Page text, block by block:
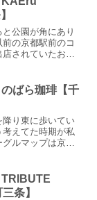
公園が角にあり
の京都駅前のコ
されていたお店
名の通りカエルを
フィ...
のばら珈琲【千
り東に歩いてい
えてた時期が私
ルマップは京の
はするんじゃない
TRIBUTE
条】